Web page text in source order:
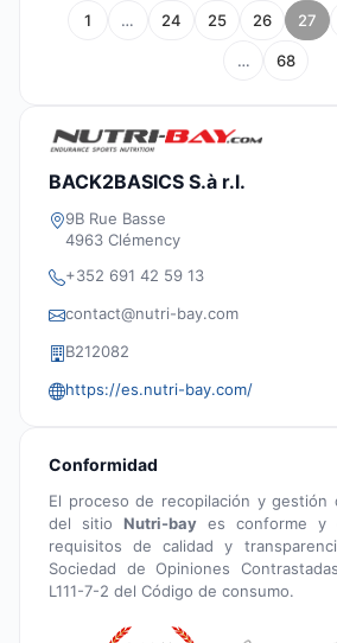
1 … 24 25 26 27
… 68
BACK2BASICS S.à r.l.
9B Rue Basse
4963 Clémency
+352 691 42 59 13
contact@nutri-bay.com
B212082
https://es.nutri-bay.com/
Conformidad
El proceso de recopilación y gestión
del sitio Nutri-bay es conforme y
requisitos de calidad y
Sociedad de Opiniones
L111-7-2 del Código de consumo.